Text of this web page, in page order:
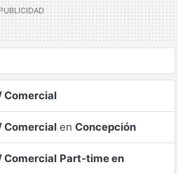
Comercial
Comercial en Concepción
Comercial Part-time en